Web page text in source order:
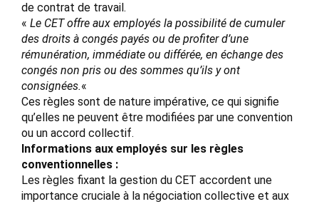
de contrat de travail.
« Le CET offre aux employés la possibilité de cumuler
des droits à congés payés ou de profiter d’une
rémunération, immédiate ou différée, en échange des
congés non pris ou des sommes qu’ils y ont
consignées.«
Ces règles sont de nature impérative, ce qui signifie
qu’elles ne peuvent être modifiées par une convention
ou un accord collectif.
Informations aux employés sur les règles
conventionnelles :
Les règles fixant la gestion du CET accordent une
importance cruciale à la négociation collective et aux